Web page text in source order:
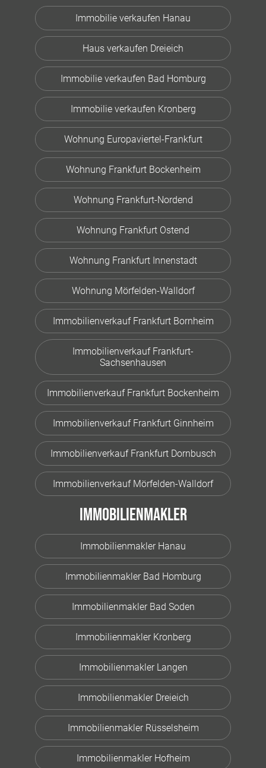
Immobilie verkaufen Hanau
Haus verkaufen Dreieich
Immobilie verkaufen Bad Homburg
Immobilie verkaufen Kronberg
Wohnung Europaviertel-Frankfurt
Wohnung Frankfurt Bockenheim
Wohnung Frankfurt-Nordend
Wohnung Frankfurt Ostend
Wohnung Frankfurt Innenstadt
Wohnung Mörfelden-Walldorf
Immobilienverkauf Frankfurt Bornheim
Immobilienverkauf Frankfurt-
Sachsenhausen
Immobilienverkauf Frankfurt Bockenheim
Immobilienverkauf Frankfurt Ginnheim
Immobilienverkauf Frankfurt Dornbusch
Immobilienverkauf Mörfelden-Walldorf
Immobilienmakler
Immobilienmakler Hanau
Immobilienmakler Bad Homburg
Immobilienmakler Bad Soden
Immobilienmakler Kronberg
Immobilienmakler Langen
Immobilienmakler Dreieich
Immobilienmakler Rüsselsheim
Immobilienmakler Hofheim